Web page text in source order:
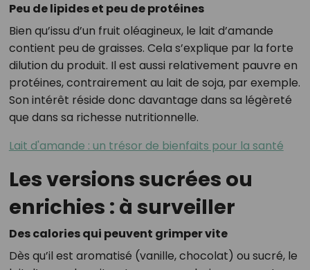
Peu de lipides et peu de protéines
Bien qu’issu d’un fruit oléagineux, le lait d’amande
contient peu de graisses. Cela s’explique par la forte
dilution du produit. Il est aussi relativement pauvre en
protéines, contrairement au lait de soja, par exemple.
Son intérêt réside donc davantage dans sa légèreté
que dans sa richesse nutritionnelle.
Lait d'amande : un trésor de bienfaits pour la santé
Les versions sucrées ou
enrichies : à surveiller
Des calories qui peuvent grimper vite
Dès qu’il est aromatisé (vanille, chocolat) ou sucré, le